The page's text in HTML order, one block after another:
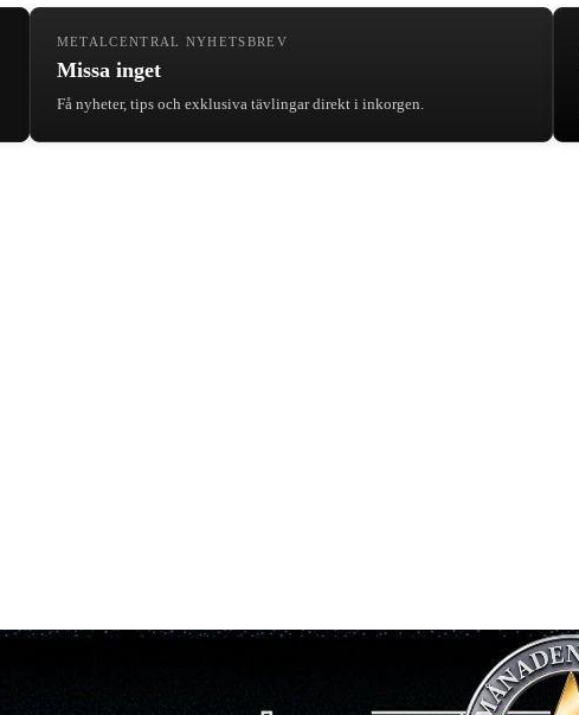
METALCENTRAL NYHETSBREV
Missa inget
Få nyheter, tips och exklusiva tävlingar direkt i inkorgen.